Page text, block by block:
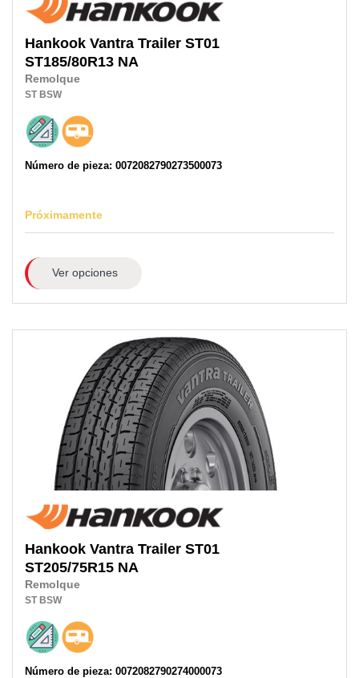
Hankook Vantra Trailer ST01
ST185/80R13 NA
Remolque
ST BSW
Número de pieza: 0072082790273500073
Próximamente
Ver opciones
Hankook Vantra Trailer ST01
ST205/75R15 NA
Remolque
ST BSW
Número de pieza: 0072082790274000073